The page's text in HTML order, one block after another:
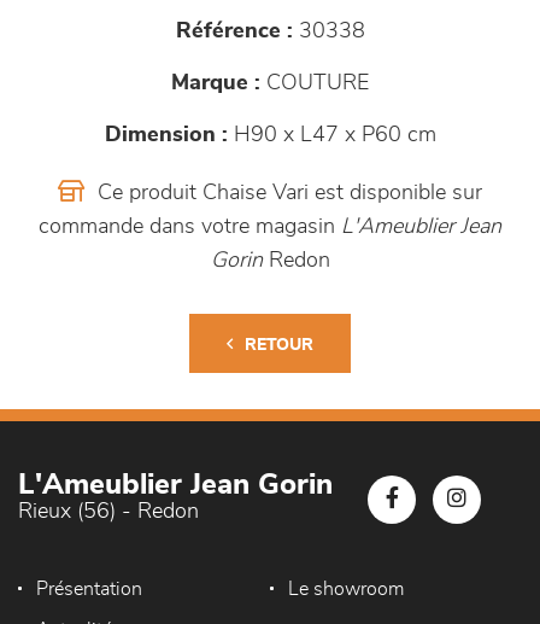
Référence : 30338
Marque : COUTURE
Dimension : H90 x L47 x P60 cm
Ce produit Chaise Vari est disponible sur
commande dans votre magasin L'Ameublier Jean
GorinRedon
RETOUR
L'Ameublier Jean Gorin
Rieux (56) - Redon
Présentation Le showroom